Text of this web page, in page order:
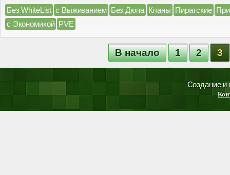
Без WhiteList с Выживанием Без Дюпа Кланы Пиратские
с Экономикой PVE
В начало 1 2 3
Создание и